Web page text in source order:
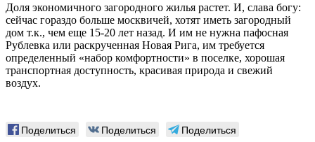
Доля экономичного загородного жилья растет. И, слава богу:
сейчас гораздо больше москвичей, хотят иметь загородный
дом т.к., чем еще 15-20 лет назад. И им не нужна пафосная
Рублевка или раскрученная Новая Рига, им требуется
определенный «набор комфортности» в поселке, хорошая
транспортная доступность, красивая природа и свежий
воздух.
Поделиться Поделиться Поделиться